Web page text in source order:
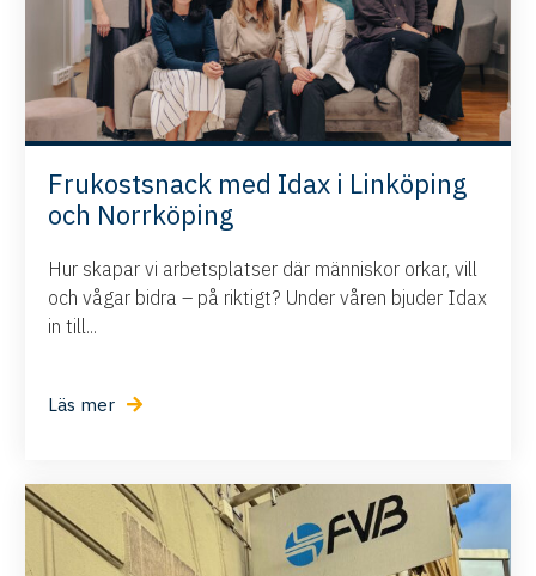
Frukostsnack med Idax i Linköping
och Norrköping
Hur skapar vi arbetsplatser där människor orkar, vill
och vågar bidra – på riktigt? Under våren bjuder Idax
in till...
Läs mer